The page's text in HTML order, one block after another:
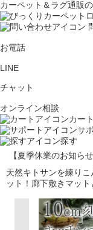
カーペット＆ラグ通販
お電話
LINE
チャット
オンライン相談
カート
サ
探す
【夏季休業のお知らせ
天然キトサンを練り
ット！廊下敷きマット